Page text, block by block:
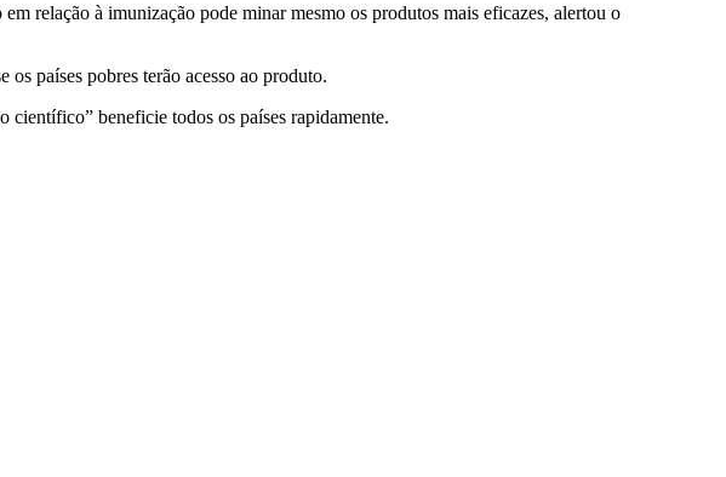
relação à imunização pode minar mesmo os produtos mais eficazes, alertou o
países pobres terão acesso ao produto.
beneficie todos os países rapidamente.